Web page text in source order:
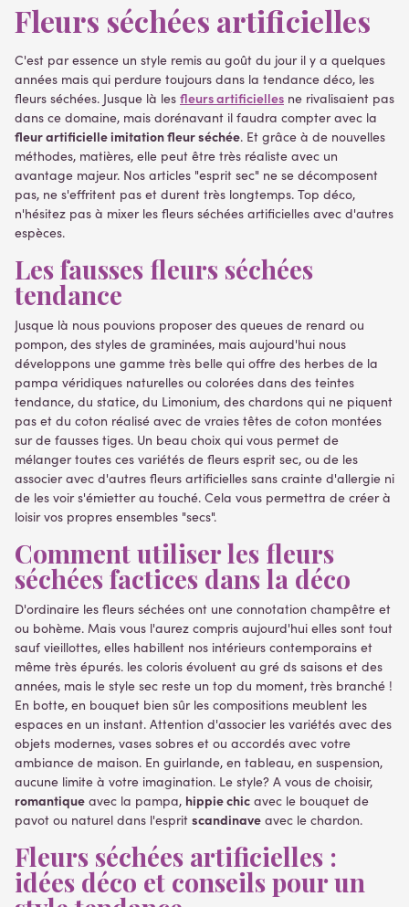
Fleurs séchées artificielles
C'est par essence un style remis au goût du jour il y a quelques
années mais qui perdure toujours dans la tendance déco, les
fleurs séchées. Jusque là les fleurs artificielles ne rivalisaient pas
dans ce domaine, mais dorénavant il faudra compter avec la
fleur artificielle imitation fleur séchée. Et grâce à de nouvelles
méthodes, matières, elle peut être très réaliste avec un
avantage majeur. Nos articles "esprit sec" ne se décomposent
pas, ne s'effritent pas et durent très longtemps. Top déco,
n'hésitez pas à mixer les fleurs séchées artificielles avec d'autres
espèces.
Les fausses fleurs séchées
tendance
Jusque là nous pouvions proposer des queues de renard ou
pompon, des styles de graminées, mais aujourd'hui nous
développons une gamme très belle qui offre des herbes de la
pampa véridiques naturelles ou colorées dans des teintes
tendance, du statice, du Limonium, des chardons qui ne piquent
pas et du coton réalisé avec de vraies têtes de coton montées
sur de fausses tiges. Un beau choix qui vous permet de
mélanger toutes ces variétés de fleurs esprit sec, ou de les
associer avec d'autres fleurs artificielles sans crainte d'allergie ni
de les voir s'émietter au touché. Cela vous permettra de créer à
loisir vos propres ensembles "secs".
Comment utiliser les fleurs
séchées factices dans la déco
D'ordinaire les fleurs séchées ont une connotation champêtre et
ou bohème. Mais vous l'aurez compris aujourd'hui elles sont tout
sauf vieillottes, elles habillent nos intérieurs contemporains et
même très épurés. les coloris évoluent au gré ds saisons et des
années, mais le style sec reste un top du moment, très branché !
En botte, en bouquet bien sûr les compositions meublent les
espaces en un instant. Attention d'associer les variétés avec des
objets modernes, vases sobres et ou accordés avec votre
ambiance de maison. En guirlande, en tableau, en suspension,
aucune limite à votre imagination. Le style? A vous de choisir,
romantique avec la pampa, hippie chic avec le bouquet de
pavot ou naturel dans l'esprit scandinave avec le chardon.
Fleurs séchées artificielles :
idées déco et conseils pour un